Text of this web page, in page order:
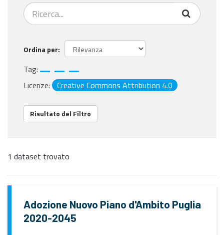
Ordina per
Tag:
Licenze:
Creative Commons Attribution 4.0
Risultato del Filtro
1 dataset trovato
Adozione Nuovo Piano d'Ambito Puglia
2020-2045